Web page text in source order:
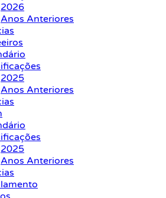
2026
Anos Anteriores
2025
Anos Anteriores
2025
Anos Anteriores